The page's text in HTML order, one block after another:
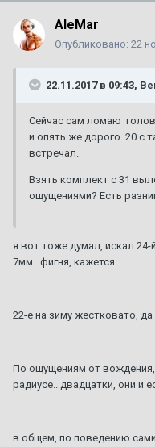
AleMar
Опубликовано: 22
22.11.2017 в 09:43,
Сейчас сам ломаю
и опять же дорого. 20 с
встречал.
Взять комплект с 31
ощущениями? Есть
я вот тоже думал, искал 24-
7мм...фигня, кажется.
22-е на зиму жестковато,
По ощущениям от вождения,
радиусе.. двадцатки, они и
в общем, по поведению